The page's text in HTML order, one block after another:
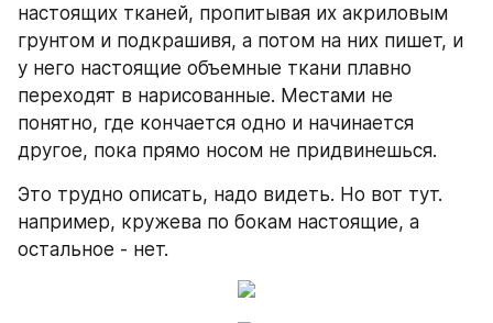
настоящих тканей, пропитывая их акриловым
грунтом и подкрашивя, а потом на них пишет, и
у него настоящие объемные ткани плавно
переходят в нарисованные. Местами не
понятно, где кончается одно и начинается
другое, пока прямо носом не придвинешься.
Это трудно описать, надо видеть. Но вот тут.
например, кружева по бокам настоящие, а
остальное - нет.